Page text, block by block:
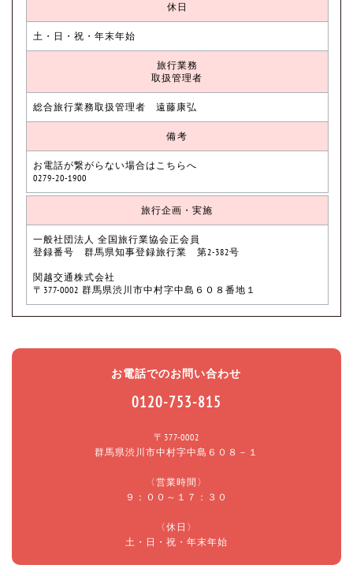
休日
土・日・祝・年末年始
旅行業務
取扱管理者
総合旅行業務取扱管理者 遠藤康弘
備考
お電話が繋がらない場合はこちらへ
0279-20-1900
旅行企画・実施
一般社団法人 全国旅行業協会正会員
登録番号 群馬県知事登録旅行業 第2-382号
関越交通株式会社
〒377-0002 群馬県渋川市中村字中島６０８番地１
お電話でのお問い合わせ
0120-753-815
〒377-0002
群馬県渋川市中村字中島６０８－１
〈営業時間〉
９：００～１７：３０
〈休日〉
土・日・祝・年末年始